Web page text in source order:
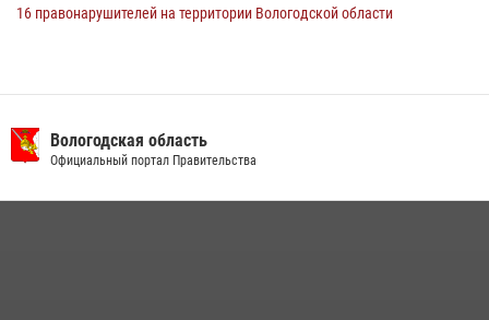
16 правонарушителей на территории Вологодской области
В Великом Устюге росгвардейцы задержали мужчин, устроивших
стрельбу
Вологодская область
Официальный портал Правительства